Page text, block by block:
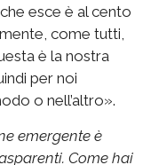
esce è al cento
come tutti,
è la nostra
per noi
o nell’altro».
emergente è
Come hai